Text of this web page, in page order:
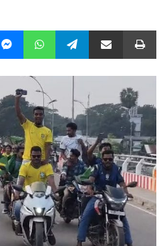
MessengerWhatsAppTelegramShare via Email